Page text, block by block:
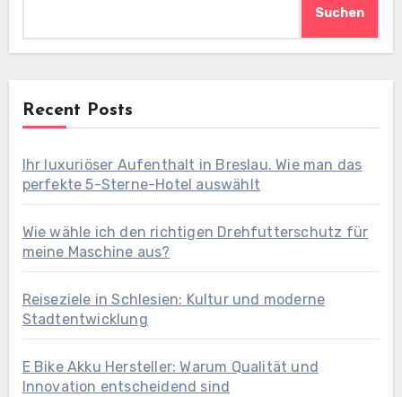
Suchen
Recent Posts
Ihr luxuriöser Aufenthalt in Breslau. Wie man das
perfekte 5-Sterne-Hotel auswählt
Wie wähle ich den richtigen Drehfutterschutz für
meine Maschine aus?
Reiseziele in Schlesien: Kultur und moderne
Stadtentwicklung
E Bike Akku Hersteller: Warum Qualität und
Innovation entscheidend sind